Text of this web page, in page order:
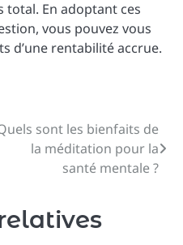
En adoptant ces
vous pouvez vous
d’une rentabilité accrue.
sont les bienfaits de
la méditation pour la
santé mentale ?